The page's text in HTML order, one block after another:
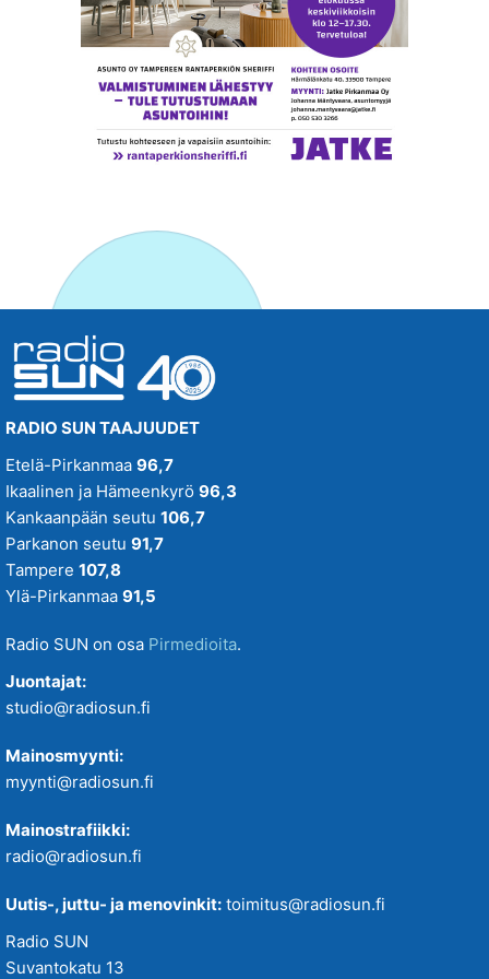
RADIO SUN TAAJUUDET
Etelä-Pirkanmaa 96,7
Ikaalinen ja Hämeenkyrö 96,3
Kankaanpään seutu 106,7
Parkanon seutu 91,7
Tampere 107,8
Ylä-Pirkanmaa 91,5
Radio SUN on osa Pirmedioita.
Juontajat:
studio@radiosun.fi
Mainosmyynti:
myynti@radiosun.fi
Mainostrafiikki:
radio@radiosun.fi
Uutis-, juttu- ja menovinkit: toimitus@radiosun.fi
Radio SUN
Suvantokatu 13